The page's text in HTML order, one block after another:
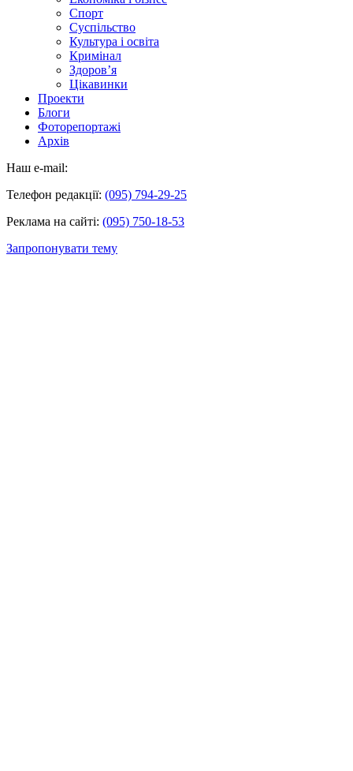
Спорт
Суспільство
Культура і освіта
Кримінал
Здоров’я
Цікавинки
Проекти
Блоги
Фоторепортажі
Архів
Наш e-mail:
Телефон редакції: (095) 794-29-25
Реклама на сайті: (095) 750-18-53
Запропонувати тему